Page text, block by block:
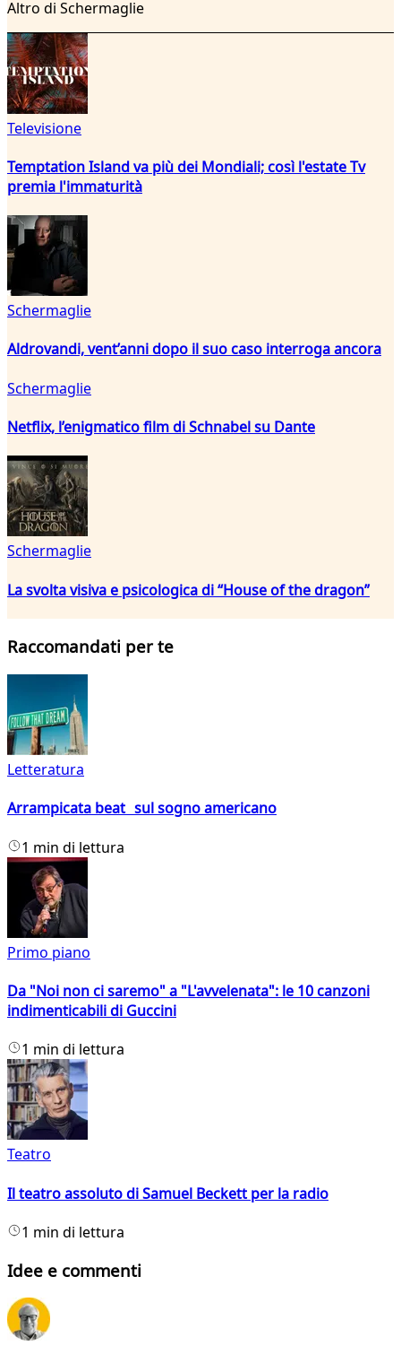
Altro di Schermaglie
Televisione
Temptation Island va più dei Mondiali; così l'estate Tv
premia l'immaturità
Schermaglie
Aldrovandi, vent’anni dopo il suo caso interroga ancora
Schermaglie
Netflix, l’enigmatico film di Schnabel su Dante
Schermaglie
La svolta visiva e psicologica di “House of the dragon”
Raccomandati per te
Letteratura
Arrampicata beat sul sogno americano
1 min di lettura
Primo piano
Da "Noi non ci saremo" a "L'avvelenata": le 10 canzoni
indimenticabili di Guccini
1 min di lettura
Teatro
Il teatro assoluto di Samuel Beckett per la radio
1 min di lettura
Idee e commenti